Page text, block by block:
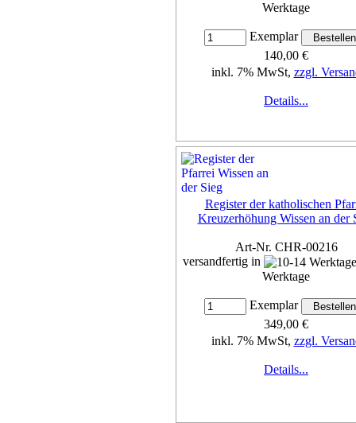
Werktage
Exemplar
140,00 €
inkl. 7% MwSt, zzgl.
Details...
Register der katholischen
Kreuzerhöhung Wissen an der
Art-Nr. CHR-00216
versandfertig in
Werktage
Exemplar
349,00 €
inkl. 7% MwSt, zzgl.
Details...